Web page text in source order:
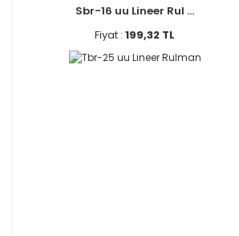
Sbr-16 uu Lineer Rul ...
Fiyat : 199,32 TL